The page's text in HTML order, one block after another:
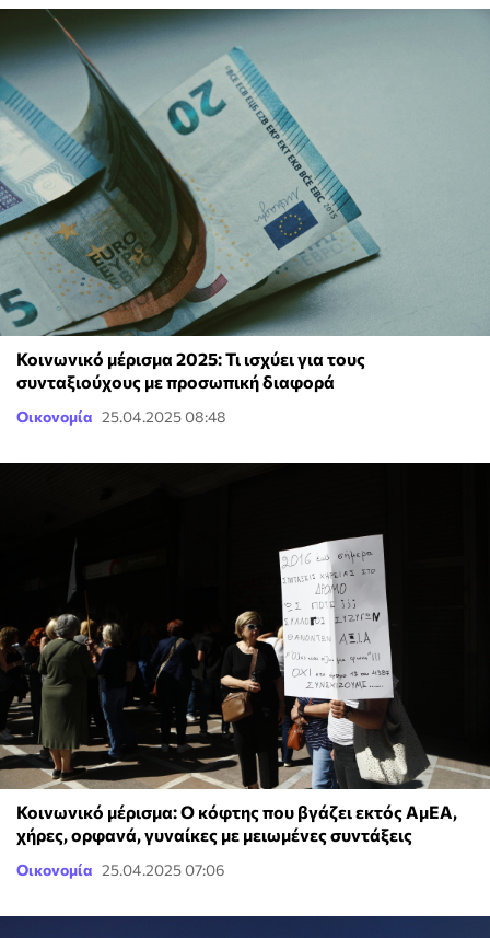
Κοινωνικό μέρισμα 2025: Τι ισχύει για τους
συνταξιούχους με προσωπική διαφορά
Οικονομία 25.04.2025 08:48
Κοινωνικό μέρισμα: Ο κόφτης που βγάζει εκτός ΑμΕΑ,
χήρες, ορφανά, γυναίκες με μειωμένες συντάξεις
Οικονομία 25.04.2025 07:06